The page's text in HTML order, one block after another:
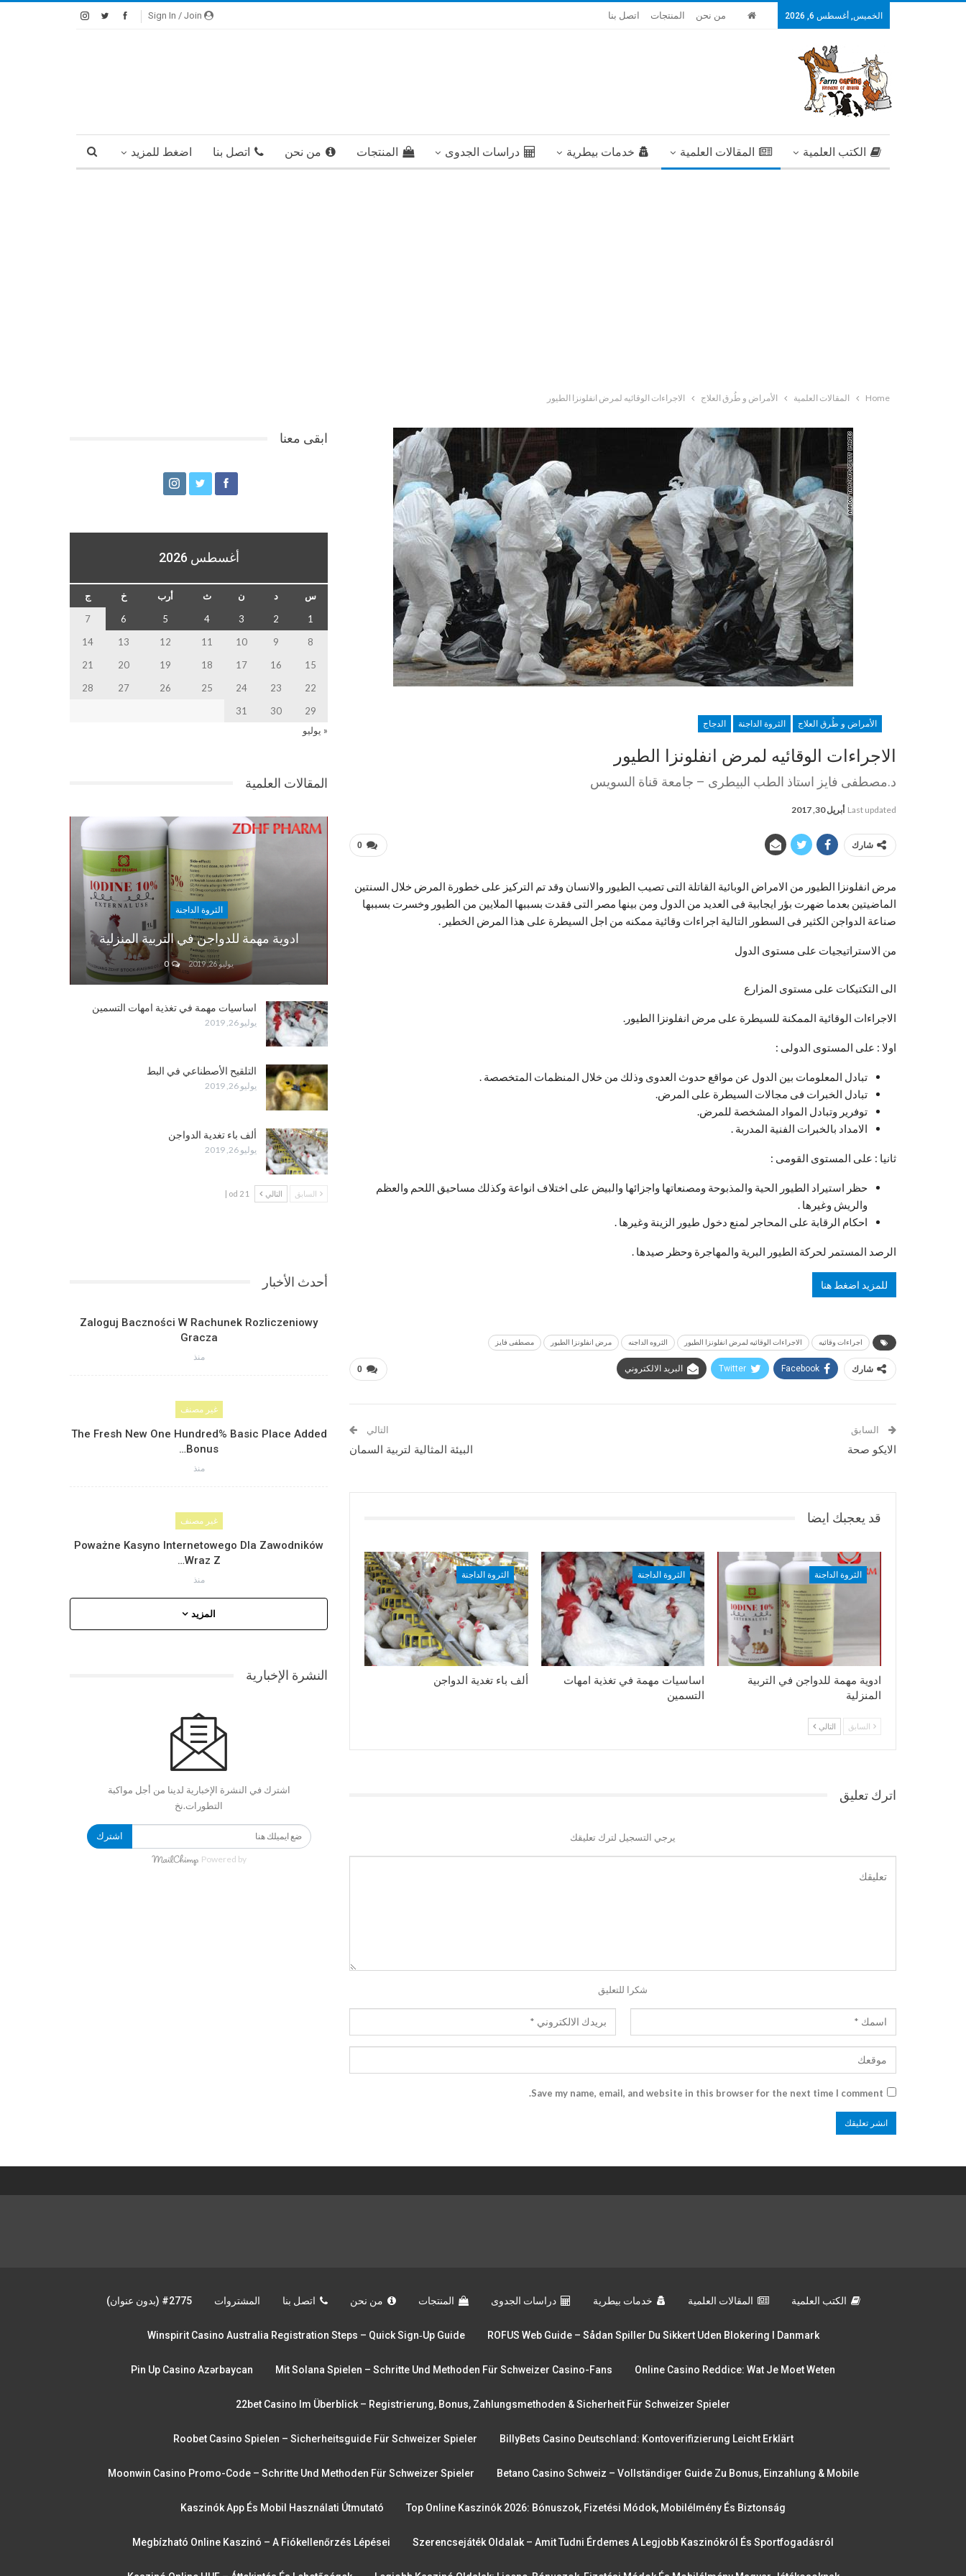
الخميس, أغسطس 6, 2026 من نحن المنتجات اتصل بنا
الكتب العلمية المقالات العلمية خدمات بيطرية دراسات الجدوى المنتجات من نحن اتصل بنا اضغط للمزيد
Home المقالات العلمية الأمراض و طُرق العلاج الاجراءات الوقائيه لمرض انفلونزا الطيور
الأمراض و طُرق العلاج الثروة الداجنة الدجاج
الاجراءات الوقائيه لمرض انفلونزا الطيور
د.مصطفى فايز استاذ الطب البيطرى – جامعة قناة السويس
Last updated أبريل 30, 2017
0 شارك
مرض انفلونزا الطيور من الامراض الوبائية القاتلة التى تصيب الطيور والانسان وقد تم التركيز على خطورة المرض خلال السنتين
الماضيتين بعدما ضهرت بؤر ايجابية فى العديد من الدول ومن بينها مصر التى فقدت بسببها الملايين من الطيور وخسرت بسببها
صناعة الدواجن الكثير فى السطور التالية اجراءات وقائية ممكنه من اجل السيطرة على هذا المرض الخطير .
من الاستراتيجيات على مستوى الدول
الى التكتيكات على مستوى المزارع
الاجراءات الوقائية الممكنة للسيطرة على مرض انفلونزا الطيور.
اولا : على المستوى الدولى :
تبادل المعلومات بين الدول عن مواقع حدوث العدوى وذلك من خلال المنظمات المتخصصة .
تبادل الخبرات فى مجالات السيطرة على المرض.
توفرير وتبادل المواد المشخصة للمرض.
الامداد بالخبرات الفنية المدربة .
ثانيا : على المستوى القومى :
حظر استيراد الطيور الحية والمذبوحة ومصنعاتها واجزائها والبيض على اختلاف انواعة وكذلك مساحيق اللحم والعظم
والريش وغيرها .
احكام الرقابة على المحاجر لمنع دخول طيور الزينة وغيرها .
الرصد المستمر لحركة الطيور البرية والمهاجرة وحظر صيدها .
للمزيد اضغط هنا
اجراءات وقائيه الاجراءات الوقائيه لمرض انفلونزا الطيور الثروه الداجنه مرض انفلونزا الطيور مصطفى فايز
0 شارك Facebook
Twitter البريد الالكتروني
السابق
الايكو صحة
التالي
البيئة المثالية لتربية السمان
قد يعجبك ايضا
الثروة الداجنة
ادوية مهمة للدواجن في التربية
المنزلية
الثروة الداجنة
اساسيات مهمة في تغذية امهات
التسمين
الثروة الداجنة
ألف باء تغدية الدواجن
السابق التالي
اترك تعليق
يرجي التسجيل لترك تعليقك
شكرا للتعليق
Save my name, email, and website in this browser for the next time I comment.
ابقى معنا
أغسطس 2026
س د ن ث أرب خ
ج
1
2
3
4
5
6
7
8
9
10
11
12
13
14
15
16
17
18
19
20
21
22
23
24
25
26
27
28
29
30
31
« يوليو
المقالات العلمية
الثروة الداجنة
ادوية مهمة للدواجن في التربية المنزلية
يوليو 26, 2019 0
اساسيات مهمة في تغذية امهات التسمين
يوليو 26, 2019
التلقيح الأصطناعي في البط
يوليو 26, 2019
ألف باء تغدية الدواجن
يوليو 26, 2019
السابق التالي 1 od 2 |
أحدث الأخبار
Zaloguj Baczności W Rachunek Rozliczeniowy
Gracza
منذ
غير مصنف
The Fresh New One Hundred% Basic Place Added
Bonus…
منذ
غير مصنف
Poważne Kasyno Internetowego Dla Zawodników
Wraz Z…
منذ
المزيد
النشرة الإخبارية
اشترك في النشرة الإخبارية لدينا من أجل مواكبة
التطورات.نخ
اشترك
Powered by
الكتب العلمية المقالات العلمية خدمات بيطرية دراسات الجدوى المنتجات من نحن اتصل بنا المشتروات #2775 (بدون عنوان)
ROFUS Web Guide – Sådan Spiller Du Sikkert Uden Blokering I Danmark
Winspirit Casino Australia Registration Steps – Quick Sign‑up Guide
Online Casino Reddice: Wat Je Moet Weten
Mit Solana Spielen – Schritte Und Methoden Für Schweizer Casino-Fans
Pin Up Casino Azərbaycan
22bet Casino Im Überblick – Registrierung, Bonus, Zahlungsmethoden & Sicherheit Für Schweizer Spieler
BillyBets Casino Deutschland: Kontoverifizierung Leicht Erklärt
Roobet Casino Spielen – Sicherheitsguide Für Schweizer Spieler
Betano Casino Schweiz – Vollständiger Guide Zu Bonus, Einzahlung & Mobile
Moonwin Casino Promo-Code – Schritte Und Methoden Für Schweizer Spieler
Top Online Kaszinók 2026: Bónuszok, Fizetési Módok, Mobilélmény És Biztonság
Kaszinók App És Mobil Használati Útmutató
Szerencsejáték Oldalak – Amit Tudni Érdemes A Legjobb Kaszinókról És Sportfogadásról
Megbízható Online Kaszinó – A Fiókellenőrzés Lépései